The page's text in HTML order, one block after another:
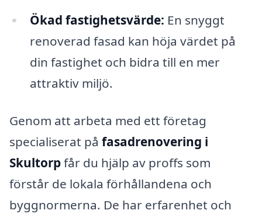
Ökad fastighetsvärde: En snyggt
renoverad fasad kan höja värdet på
din fastighet och bidra till en mer
attraktiv miljö.
Genom att arbeta med ett företag
specialiserat på fasadrenovering i
Skultorpfår du hjälp av proffs som
förstår de lokala förhållandena och
byggnormerna. De har erfarenhet och